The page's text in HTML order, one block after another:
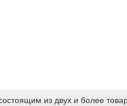
из двух и более